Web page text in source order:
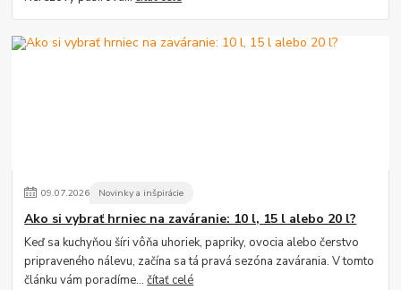
09.07.2026 Novinky a inšpirácie
Ako si vybrať hrniec na zaváranie: 10 l, 15 l alebo 20 l?
Keď sa kuchyňou šíri vôňa uhoriek, papriky, ovocia alebo čerstvo
pripraveného nálevu, začína sa tá pravá sezóna zavárania. V tomto
článku vám poradíme...čítať celé